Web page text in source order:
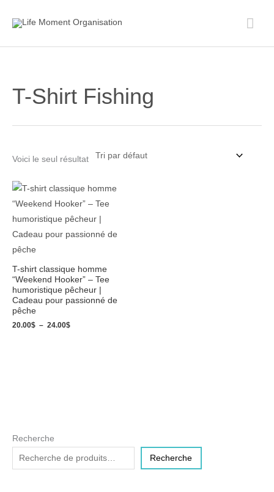
Recherche
Recherche
T-Shirt Fishing
Voici le seul résultat
T-shirt classique homme
“Weekend Hooker” – Tee
humoristique pêcheur |
Cadeau pour passionné de
pêche
20.00$ – 24.00$
Plage
de
prix :
20.00$
à
24.00$